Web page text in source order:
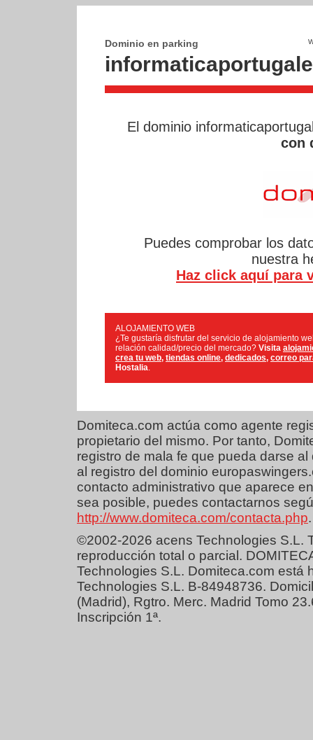
Dominio en parking
El dominio
con
Puedes comprobar los
nuestra
Haz click aquí para
ALOJAMIENTO WEB
¿Te gustaría disfrutar del servicio de alojamiento
relación calidad/precio del mercado? Visita
crea tu web, tiendas online, dedicados, correo
Hostalia.
Domiteca.com actúa como agente
propietario del mismo. Por tanto,
registro de mala fe que pueda darse
al registro del dominio
contacto administrativo que aparece
sea posible, puedes contactarnos
http://www.domiteca.com/contacta.php.
©2002-2026 acens Technologies S.L.
reproducción total o parcial.
Technologies S.L. Domiteca.com
Technologies S.L. B-84948736.
(Madrid), Rgtro. Merc. Madrid Tomo
Inscripción 1ª.